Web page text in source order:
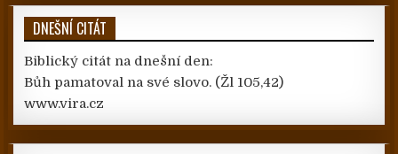
DNEŠNÍ CITÁT
Biblický citát na dnešní den:
Bůh pamatoval na své slovo. (Žl 105,42)
www.vira.cz